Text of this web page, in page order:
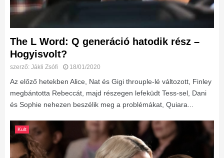
The L Word: Q generáció hatodik rész –
Hogyisvolt?
szerző: Jákli Zsófi 18/01/2020
Az előző hetekben Alice, Nat és Gigi throuple-lé változott, Finley
megbántotta Rebeccát, majd részegen lefeküdt Tess-sel, Dani
és Sophie nehezen beszélik meg a problémákat, Quiara...
Kult